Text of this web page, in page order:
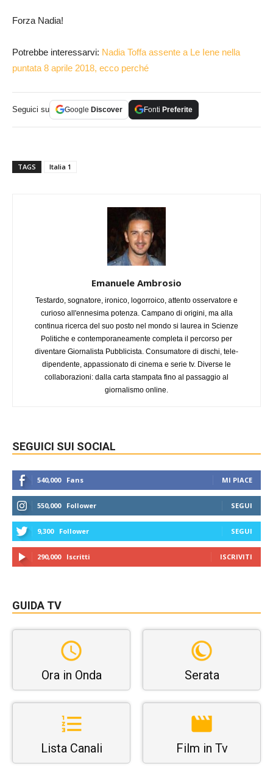
Forza Nadia!
Potrebbe interessarvi: Nadia Toffa assente a Le Iene nella
puntata 8 aprile 2018, ecco perché
Seguici su Google Discover Fonti Preferite
TAGS Italia 1
Emanuele Ambrosio
Testardo, sognatore, ironico, logorroico, attento osservatore e
curioso all'ennesima potenza. Campano di origini, ma alla
continua ricerca del suo posto nel mondo si laurea in Scienze
Politiche e contemporaneamente completa il percorso per
diventare Giornalista Pubblicista. Consumatore di dischi, tele-
dipendente, appassionato di cinema e serie tv. Diverse le
collaborazioni: dalla carta stampata fino al passaggio al
giornalismo online.
SEGUICI SUI SOCIAL
540,000 Fans MI PIACE
550,000 Follower SEGUI
9,300 Follower SEGUI
290,000 Iscritti ISCRIVITI
GUIDA TV
Ora in Onda Serata
Lista Canali Film in Tv